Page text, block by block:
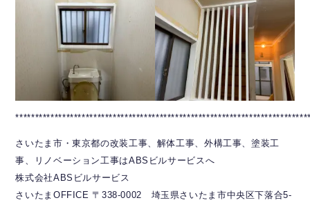
さいたま市・東京都の改装工事、解体工事、外構工事、塗装工
事、リノベーション工事はABSビルサービスへ
株式会社ABSビルサービス
さいたまOFFICE 〒338-0002 埼玉県さいたま市中央区下落合5-